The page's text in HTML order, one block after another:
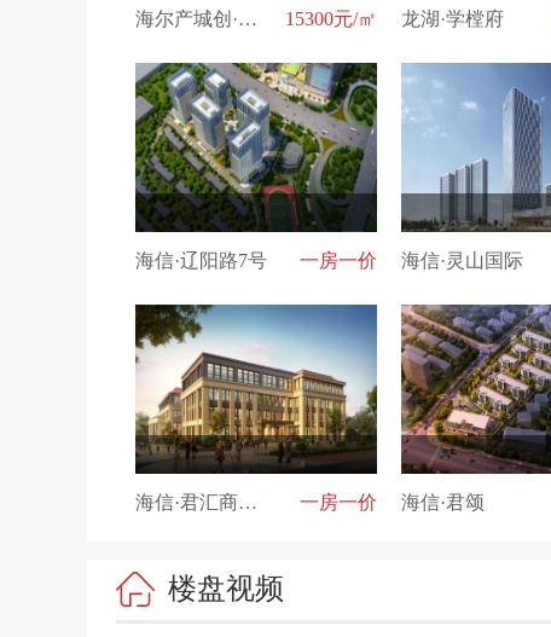
海尔产城创·悦湖兰庭 15300元/㎡ 龙湖·学樘府
海信·辽阳路7号 一房一价 海信·灵山国际
海信·君汇商务中心 一房一价 海信·君颂
楼盘视频